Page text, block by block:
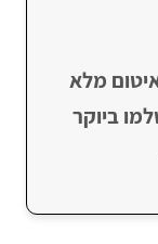
מלא
ביוקר